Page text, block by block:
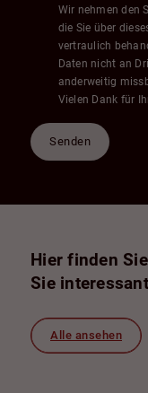
Wir nehmen den
die Sie über
vertraulich
Daten nicht an
anderweitig
Vielen Dank für
Senden
Hier finden
Sie
Alle ansehen